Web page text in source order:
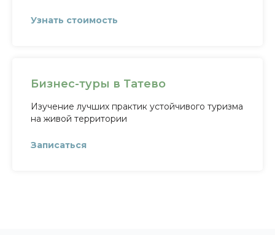
Узнать стоимость
Бизнес-туры в Татево
Изучение лучших практик устойчивого туризма
на живой территории
Записаться